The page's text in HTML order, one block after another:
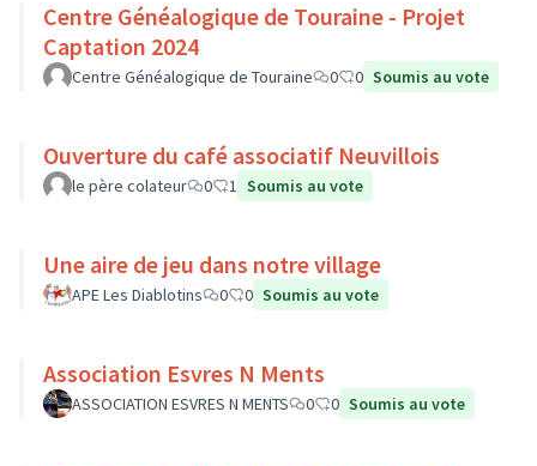
Centre Généalogique de Touraine - Projet
Captation 2024
Centre Généalogique de Touraine 0 0 Soumis au vote
Ouverture du café associatif Neuvillois
le père colateur 0 1 Soumis au vote
Une aire de jeu dans notre village
APE Les Diablotins 0 0 Soumis au vote
Association Esvres N Ments
ASSOCIATION ESVRES N MENTS 0 0 Soumis au vote